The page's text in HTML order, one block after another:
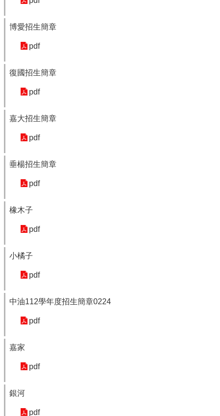
權
站
策
博愛招生簡章
pdf
復國招生簡章
pdf
嘉大招生簡章
pdf
垂楊招生簡章
pdf
橡木子
pdf
小橘子
pdf
中油112學年度招生簡章0224
pdf
嘉家
pdf
銀河
pdf